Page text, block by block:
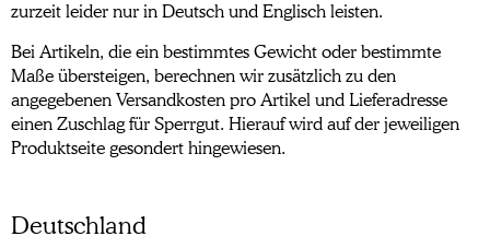
zurzeit leider nur in Deutsch und Englisch leisten.
Bei Artikeln, die ein bestimmtes Gewicht oder bestimmte
Maße übersteigen, berechnen wir zusätzlich zu den
angegebenen Versandkosten pro Artikel und Lieferadresse
einen Zuschlag für Sperrgut. Hierauf wird auf der jeweiligen
Produktseite gesondert hingewiesen.
Deutschland